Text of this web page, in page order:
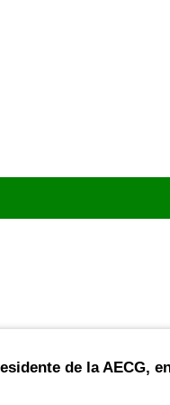
de la AECG,